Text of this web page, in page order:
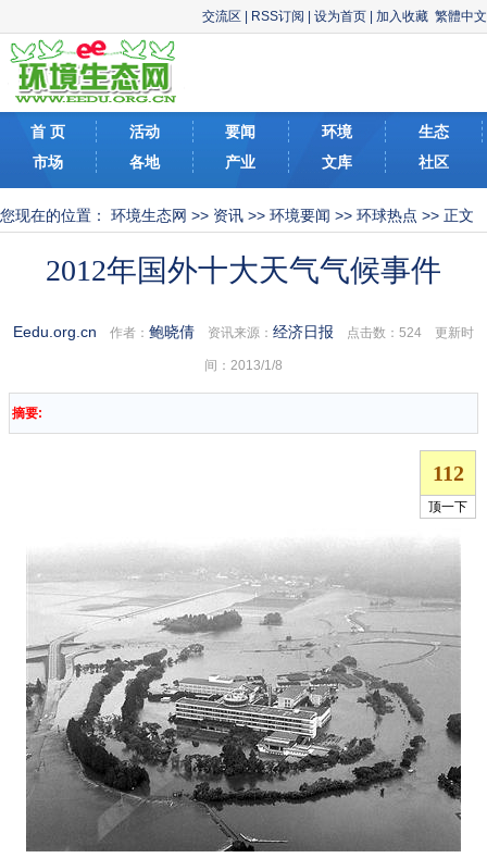
交流区 RSS订阅 设为首页 加入收藏 繁體中文
首 页 活动 要闻 环境
生态
市场
各地 产业 文库 社区
您现在的位置： 环境生态网 >> 资讯 >> 环境要闻 >> 环球热点 >> 正文
2012年国外十大天气气候事件
Eedu.org.cn 作者： 鲍晓倩资讯来源： 经济日报 点击数： 524 更新时
间：2013/1/8
摘要: